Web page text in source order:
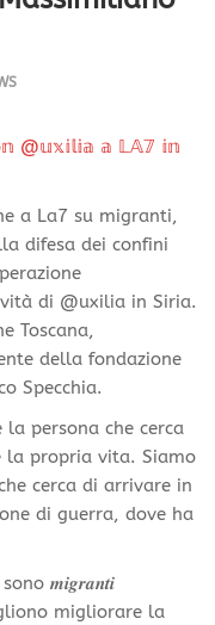
@𝕦𝕩𝕚𝕝𝕚𝕒 𝕒 𝕃𝔸𝟟 𝕚𝕟
a La7 su migranti,
difesa dei confini
di @uxilia in Siria.
Toscana,
della fondazione
Specchia.
la persona che cerca
la propria vita. Siamo
cerca di arrivare in
di guerra, dove ha
𝒎𝒊𝒈𝒓𝒂𝒏𝒕𝒊
migliorare la